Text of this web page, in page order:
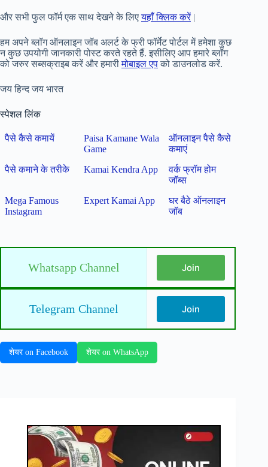
और सभी फुल फॉर्म एक साथ देखने के लिएयहाँ क्लिक करें|
हम अपने ब्लॉग ऑनलाइन जॉब अलर्ट के फ्री फॉर्मेट पोर्टल में हमेशा कुछ
न कुछ उपयोगी जानकारी पोस्ट करते रहते हैं. इसीलिए आप हमारे ब्लॉग
को जरुर सब्सक्राइब करें और हमारीमोबाइल एपको डाउनलोड करें.
जय हिन्द जय भारत
स्पेशल लिंक
पैसे कैसे कमायें
Paisa Kamane Wala
Game
ऑनलाइन पैसे कैसे
कमाएं
पैसे कमाने के तरीके
Kamai Kendra App
वर्क फ्रॉम होम
जॉब्स
Mega Famous
Instagram
Expert Kamai App
घर बैठे ऑनलाइन
जॉब
Whatsapp Channel Join
Telegram Channel Join
शेयर on Facebook शेयर on WhatsApp